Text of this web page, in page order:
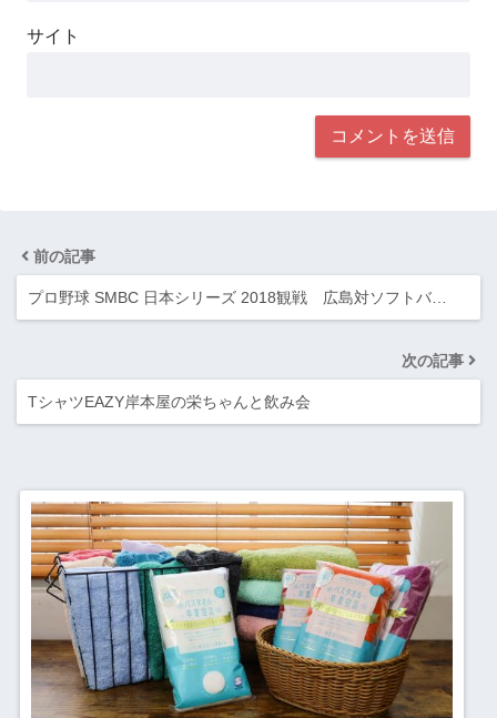
サイト
前の記事
プロ野球 SMBC 日本シリーズ 2018観戦 広島対ソフトバ…
次の記事
TシャツEAZY岸本屋の栄ちゃんと飲み会